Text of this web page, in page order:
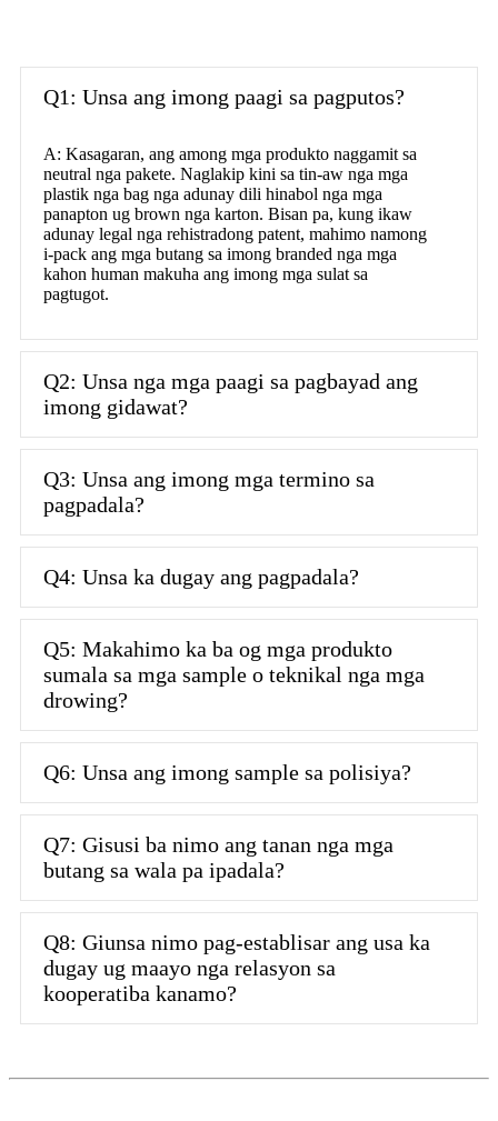
Q1: Unsa ang imong paagi sa pagputos?
A: Kasagaran, ang among mga produkto naggamit sa
neutral nga pakete. Naglakip kini sa tin-aw nga mga
plastik nga bag nga adunay dili hinabol nga mga
panapton ug brown nga karton. Bisan pa, kung ikaw
adunay legal nga rehistradong patent, mahimo namong
i-pack ang mga butang sa imong branded nga mga
kahon human makuha ang imong mga sulat sa
pagtugot.
Q2: Unsa nga mga paagi sa pagbayad ang
imong gidawat?
Q3: Unsa ang imong mga termino sa
pagpadala?
Q4: Unsa ka dugay ang pagpadala?
Q5: Makahimo ka ba og mga produkto
sumala sa mga sample o teknikal nga mga
drowing?
Q6: Unsa ang imong sample sa polisiya?
Q7: Gisusi ba nimo ang tanan nga mga
butang sa wala pa ipadala?
Q8: Giunsa nimo pag-establisar ang usa ka
dugay ug maayo nga relasyon sa
kooperatiba kanamo?